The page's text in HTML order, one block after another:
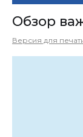
Обзор
Версия для